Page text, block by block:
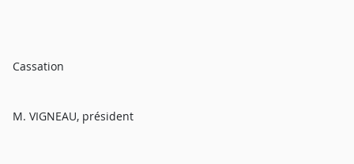
Cassation
M. VIGNEAU, président